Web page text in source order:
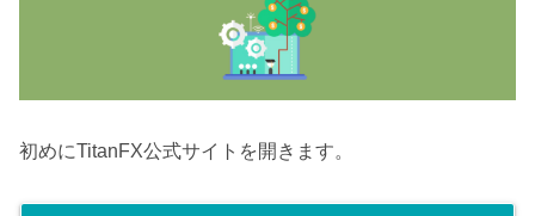
初めにTitanFX公式サイトを開きます。